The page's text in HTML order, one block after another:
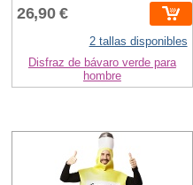
26,90 €
2 tallas disponibles
Disfraz de bávaro verde para
hombre